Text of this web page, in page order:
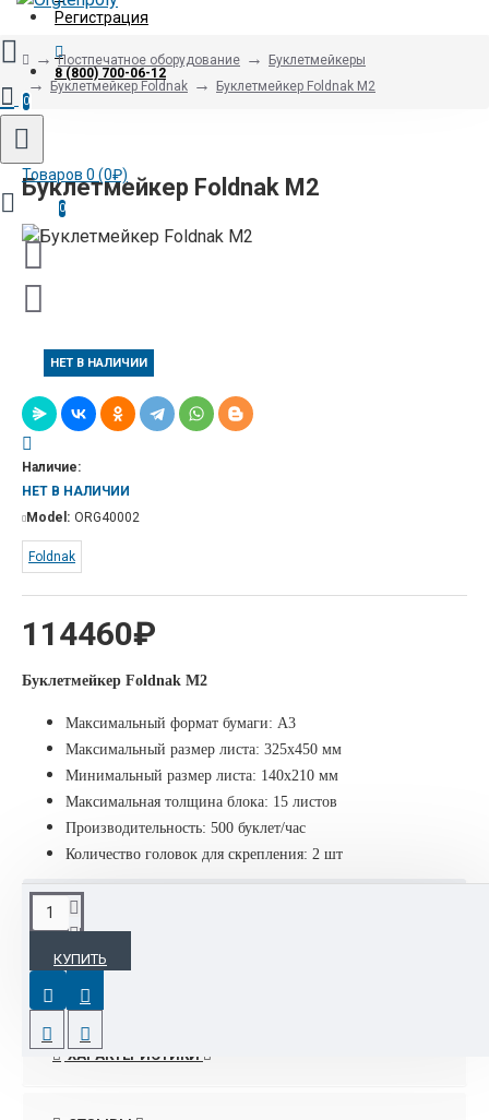
Регистрация
8 (800) 700-06-12
0
Товаров 0 (0₽)
0
Постпечатное оборудование
Буклетмейкеры
Буклетмейкер Foldnak
Буклетмейкер Foldnak M2
Буклетмейкер Foldnak M2
НЕТ В НАЛИЧИИ
114460₽
Наличие:
НЕТ В НАЛИЧИИ
Model: ORG40002
Foldnak
Буклетмейкер Foldnak M2
Максимальный формат бумаги: A3
Максимальный размер листа: 325x450 мм
Минимальный размер листа: 140x210 мм
Максимальная толщина блока: 15 листов
Производительность: 500 буклет/час
Количество головок для скрепления: 2 шт
КУПИТЬ
ОПИСАНИЕ
Брошюровщик (степлер-фальцовщик) Foldnak M2 — это
сгиб) и его прошивку металлическими скрепками
ХАРАКТЕРИСТИКИ